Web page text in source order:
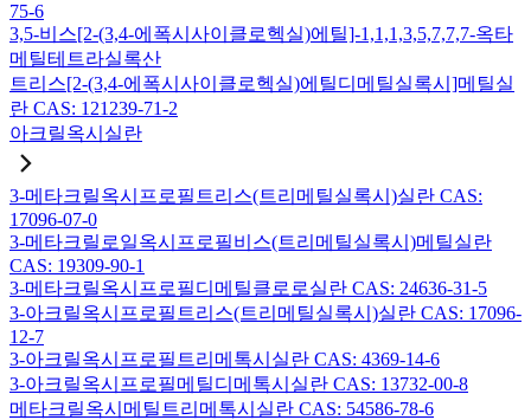
75-6
3,5-비스[2-(3,4-에폭시사이클로헥실)에틸]-1,1,1,3,5,7,7,7-옥타
메틸테트라실록산
트리스[2-(3,4-에폭시사이클로헥실)에틸디메틸실록시]메틸실
란 CAS: 121239-71-2
아크릴옥시실란
3-메타크릴옥시프로필트리스(트리메틸실록시)실란 CAS:
17096-07-0
3-메타크릴로일옥시프로필비스(트리메틸실록시)메틸실란
CAS: 19309-90-1
3-메타크릴옥시프로필디메틸클로로실란 CAS: 24636-31-5
3-아크릴옥시프로필트리스(트리메틸실록시)실란 CAS: 17096-
12-7
3-아크릴옥시프로필트리메톡시실란 CAS: 4369-14-6
3-아크릴옥시프로필메틸디메톡시실란 CAS: 13732-00-8
메타크릴옥시메틸트리메톡시실란 CAS: 54586-78-6